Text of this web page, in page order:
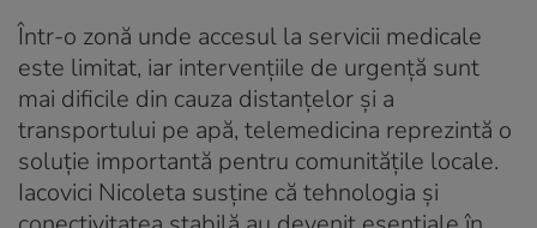
Într-o zonă unde accesul la servicii medicale
este limitat, iar intervențiile de urgență sunt
mai dificile din cauza distanțelor și a
transportului pe apă, telemedicina reprezintă o
soluție importantă pentru comunitățile locale.
Iacovici Nicoleta susține că tehnologia și